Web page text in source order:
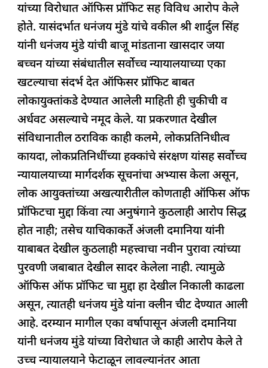
यांच्या विरोधात ऑफिस प्रॉफिट सह विविध आरोप केले
होते. यासंदर्भात धनंजय मुंडे यांचे वकील श्री शार्दुल सिंह
यांनी धनंजय मुंडे यांची बाजू मांडताना खासदार जया
बच्चन यांच्या संबंधातील सर्वोच्च न्यायालयाच्या एका
खटल्याचा संदर्भ देत ऑफिसर प्रॉफिट बाबत
लोकायुक्तांकडे देण्यात आलेली माहिती ही चुकीची व
अर्धवट असल्याचे नमूद केले. या प्रकरणात देखील
संविधानातील ठराविक काही कलमे, लोकप्रतिनिधीत्व
कायदा, लोकप्रतिनिधींच्या हक्कांचे संरक्षण यांसह सर्वोच्च
न्यायालयाच्या मार्गदर्शक सूचनांचा अभ्यास केला असून,
लोक आयुक्तांच्या अखत्यारीतील कोणताही ऑफिस ऑफ
प्रॉफिटचा मुद्दा किंवा त्या अनुषंगाने कुठलाही आरोप सिद्ध
होत नाही; तसेच याचिकाकर्ते अंजली दमानिया यांनी
याबाबत देखील कुठलाही महत्त्वाचा नवीन पुरावा त्यांच्या
पुरवणी जबाबात देखील सादर केलेला नाही. त्यामुळे
ऑफिस ऑफ प्रॉफिट चा मुद्दा हा देखील निकाली काढला
असून, त्यातही धनंजय मुंडे यांना क्लीन चीट देण्यात आली
आहे. दरम्यान मागील एका वर्षापासून अंजली दमानिया
यांनी धनंजय मुंडे यांच्या विरोधात जे काही आरोप केले ते
उच्च न्यायालयाने फेटाळून लावल्यानंतर आता